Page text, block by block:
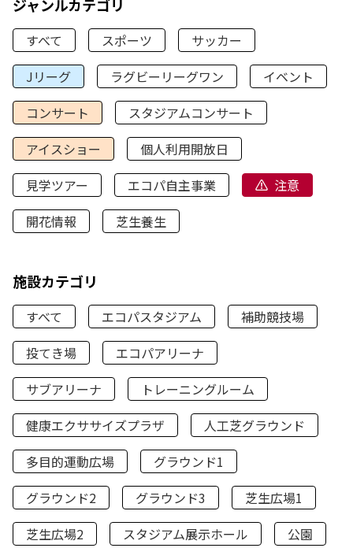
ジャンルカテゴリ
すべて スポーツ
サッカー
Jリーグ
ラグビーリーグワン
イベント
コンサート
スタジアムコンサート
アイスショー
個人利用開放日
見学ツアー
エコパ自主事業
注意
開花情報
芝生養生
施設カテゴリ
すべて エコパスタジアム
補助競技場
投てき場
エコパアリーナ
サブアリーナ
トレーニングルーム
健康エクササイズプラザ
人工芝グラウンド
多目的運動広場
グラウンド1
グラウンド2
グラウンド3
芝生広場1
芝生広場2
スタジアム展示ホール
公園